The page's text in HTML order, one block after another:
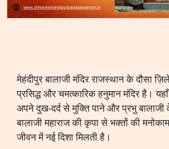
मेहंदीपुर बालाजी मंदिर राजस्थान के दौसा
प्रसिद्ध और चमत्कारिक हनुमान मंदिर है।
अपने दुख-दर्द से मुक्ति पाने और प्रभु
बालाजी महाराज की कृपा से भक्तों की
जीवन में नई दिशा मिलती है।